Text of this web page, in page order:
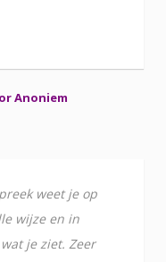
Anoniem
weet je op
wijze en in
je ziet. Zeer